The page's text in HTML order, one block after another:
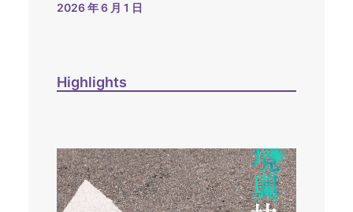
2026 年 6 月 1 日
Highlights